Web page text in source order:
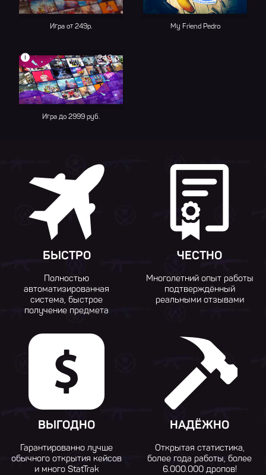
Игра от 249р. My Friend Pedro
249 р.
i
Игра до 2999 руб.
БЫСТРО
Полностью
автоматизированная
система, быстрое
получение предмета
ЧЕСТНО
Многолетний опыт работы
подтверждённый
реальными отзывами
ВЫГОДНО
Гарантированно лучше
обычного открытия кейсов
и много StatTrak
НАДЁЖНО
Открытая статистика,
более года работы, более
6.000.000 дропов!